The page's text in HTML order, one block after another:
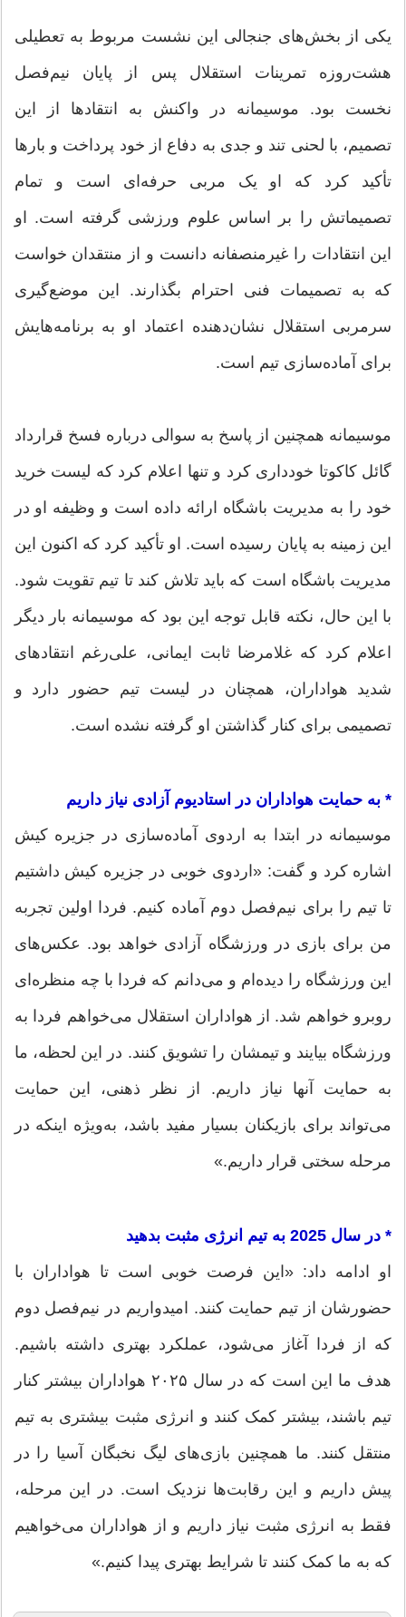
یکی از بخش‌های جنجالی این نشست مربوط به تعطیلی
هشت‌روزه تمرینات استقلال پس از پایان نیم‌فصل
نخست بود. موسیمانه در واکنش به انتقادها از این
تصمیم، با لحنی تند و جدی به دفاع از خود پرداخت و بارها
تأکید کرد که او یک مربی حرفه‌ای است و تمام
تصمیماتش را بر اساس علوم ورزشی گرفته است. او
این انتقادات را غیرمنصفانه دانست و از منتقدان خواست
که به تصمیمات فنی احترام بگذارند. این موضع‌گیری
سرمربی استقلال نشان‌دهنده اعتماد او به برنامه‌هایش
برای آماده‌سازی تیم است.
موسیمانه همچنین از پاسخ به سوالی درباره فسخ قرارداد
گائل کاکوتا خودداری کرد و تنها اعلام کرد که لیست خرید
خود را به مدیریت باشگاه ارائه داده است و وظیفه او در
این زمینه به پایان رسیده است. او تأکید کرد که اکنون این
مدیریت باشگاه است که باید تلاش کند تا تیم تقویت شود.
با این حال، نکته قابل توجه این بود که موسیمانه بار دیگر
اعلام کرد که غلامرضا ثابت ایمانی، علی‌رغم انتقادهای
شدید هواداران، همچنان در لیست تیم حضور دارد و
تصمیمی برای کنار گذاشتن او گرفته نشده است.
* به حمایت هواداران در استادیوم آزادی نیاز داریم
موسیمانه در ابتدا به اردوی آماده‌سازی در جزیره کیش
اشاره کرد و گفت: «اردوی خوبی در جزیره کیش داشتیم
تا تیم را برای نیم‌فصل دوم آماده کنیم. فردا اولین تجربه
من برای بازی در ورزشگاه آزادی خواهد بود. عکس‌های
این ورزشگاه را دیده‌ام و می‌دانم که فردا با چه منظره‌ای
روبرو خواهم شد. از هواداران استقلال می‌خواهم فردا به
ورزشگاه بیایند و تیمشان را تشویق کنند. در این لحظه، ما
به حمایت آنها نیاز داریم. از نظر ذهنی، این حمایت
می‌تواند برای بازیکنان بسیار مفید باشد، به‌ویژه اینکه در
مرحله سختی قرار داریم.»
* در سال 2025 به تیم انرژی مثبت بدهید
او ادامه داد: «این فرصت خوبی است تا هواداران با
حضورشان از تیم حمایت کنند. امیدواریم در نیم‌فصل دوم
که از فردا آغاز می‌شود، عملکرد بهتری داشته باشیم.
هدف ما این است که در سال ۲۰۲۵ هواداران بیشتر کنار
تیم باشند، بیشتر کمک کنند و انرژی مثبت بیشتری به تیم
منتقل کنند. ما همچنین بازی‌های لیگ نخبگان آسیا را در
پیش داریم و این رقابت‌ها نزدیک است. در این مرحله،
فقط به انرژی مثبت نیاز داریم و از هواداران می‌خواهیم
که به ما کمک کنند تا شرایط بهتری پیدا کنیم.»